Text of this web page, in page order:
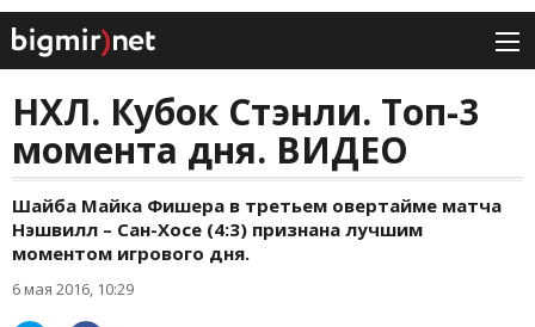
НХЛ. Кубок Стэнли. Топ-3
момента дня. ВИДЕО
Шайба Майка Фишера в третьем овертайме матча
Нэшвилл – Сан-Хосе (4:3) признана лучшим
моментом игрового дня.
6 мая 2016, 10:29